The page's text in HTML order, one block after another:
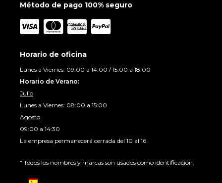
Método de pago 100% seguro
Horario de oficina
Lunes a Viernes: 09:00 a 14:00 / 15:00 a 18:00
Horario de Verano:
Julio
Lunes a Viernes: 08:00 a 15:00
Agosto
09:00 a 14:30
La empresa permanecerá cerrada del 10 al 16.
* Todos los nombres y marcas son usados como identificación.